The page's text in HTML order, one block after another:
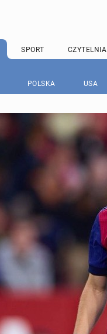
SPORT CZYTELNIA
POLSKA USA